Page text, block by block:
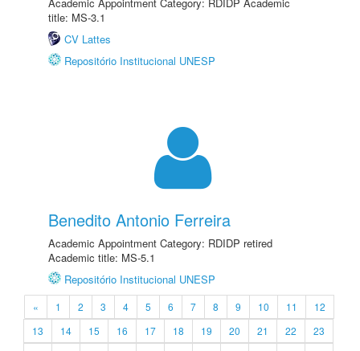
title: MS-3.1
CV Lattes
Repositório Institucional UNESP
Benedito Antonio Ferreira
Academic Appointment Category: RDIDP retired
Academic title: MS-5.1
Repositório Institucional UNESP
« 1 2 3 4 5 6 7 8 9 10 11
12
13
14 15 16 17 18 19 20 21 22
23